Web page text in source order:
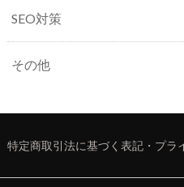
SEO対策
その他
特定商取引法に基づく表記・プラ